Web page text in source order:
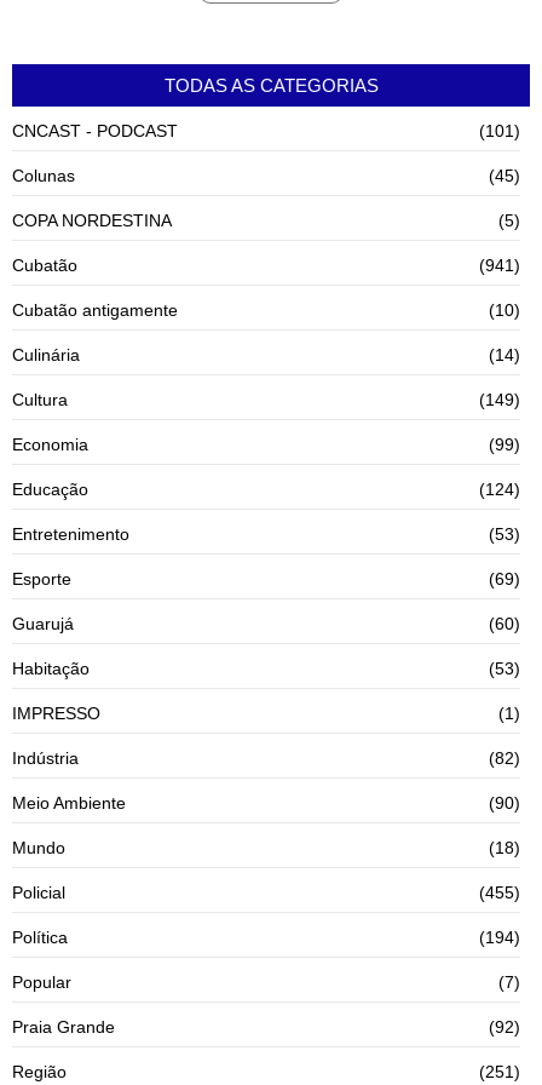
TODAS AS CATEGORIAS
CNCAST - PODCAST (101)
Colunas (45)
COPA NORDESTINA (5)
Cubatão (941)
Cubatão antigamente (10)
Culinária (14)
Cultura (149)
Economia (99)
Educação (124)
Entretenimento (53)
Esporte (69)
Guarujá (60)
Habitação (53)
IMPRESSO (1)
Indústria (82)
Meio Ambiente (90)
Mundo (18)
Policial (455)
Política (194)
Popular (7)
Praia Grande (92)
Região (251)